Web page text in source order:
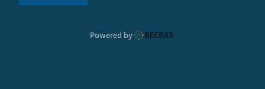
Powered by